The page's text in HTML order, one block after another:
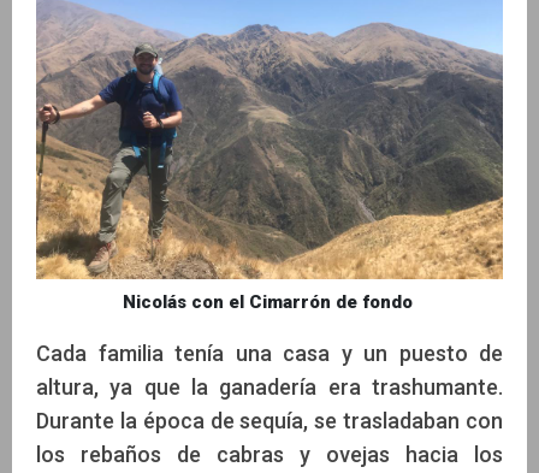
Nicolás con el Cimarrón de fondo
Cada familia tenía una casa y un puesto de
altura, ya que la ganadería era trashumante.
Durante la época de sequía, se trasladaban con
los rebaños de cabras y ovejas hacia los